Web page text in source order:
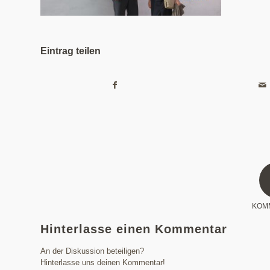
Eintrag teilen
Hinterlasse einen Kommentar
An der Diskussion beteiligen?
Hinterlasse uns deinen Kommentar!